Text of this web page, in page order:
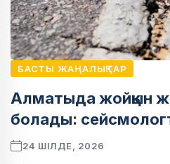
БАСТЫ ЖАҢАЛЫҚТАР
Алматыда жойқын
болады:
24 ШІЛДЕ, 2026